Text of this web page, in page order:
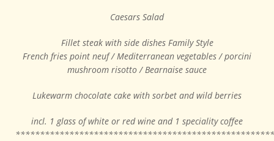
Caesars Salad
Fillet steak with side dishes Family Style
French fries point neuf / Mediterranean vegetables / porcini
mushroom risotto / Bearnaise sauce
Lukewarm chocolate cake with sorbet and wild berries
incl. 1 glass of white or red wine and 1 speciality coffee